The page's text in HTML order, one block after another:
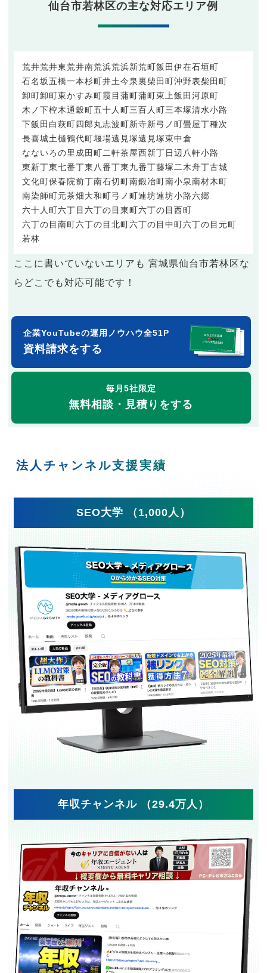
仙台市若林区の主な対応エリア例
荒井荒井東荒井南荒浜荒浜新荒町飯田伊在石垣町
石名坂五橋一本杉町井土今泉裏柴田町沖野表柴田町
卸町卸町東かすみ町霞目蒲町蒲町東 上飯田河原町
木ノ下椌木通穀町五十人町三百人町三本塚清水小路
下飯田 白萩町四郎丸志波町新寺新弓ノ町畳屋丁種次
長喜城土樋鶴代町堰場遠見塚遠見塚東中倉
なないろの里 成田町二軒茶屋西新丁日辺 八軒小路
東新丁東七番丁東八番丁東九番丁藤塚 二木舟丁古城
文化町保春院前丁南石切町南鍛冶町南小泉南材木町
南染師町元茶畑大和町弓ノ町連坊連坊小路六郷
六十人町六丁目六丁の目東町六丁の目西町
六丁の目南町六丁の目北町六丁の目中町六丁の目元町
若林
ここに書いていないエリアも 宮城県仙台市若林区な
らどこでも対応可能です！
企業YouTubeの運用ノウハウ全51P
資料請求をする
毎月5社限定
無料相談・見積りをする
法人チャンネル支援実績
SEO大学 （1,000人）
年収チャンネル （29.4万人）